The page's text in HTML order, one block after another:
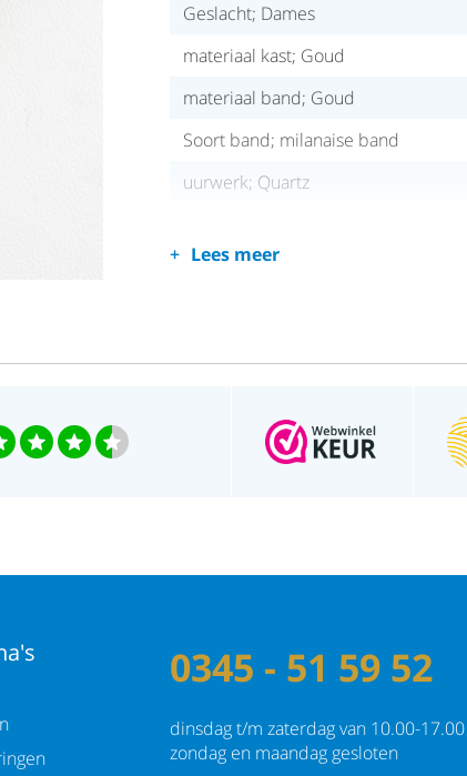
Geslacht; Dames
materiaal kast; Goud
materiaal band; Goud
Soort band; milanaise band
uurwerk; Quartz
Lees meer
0345 - 51 59 52
dinsdag t/m zaterdag van 10.00-17.00
zondag en maandag gesloten